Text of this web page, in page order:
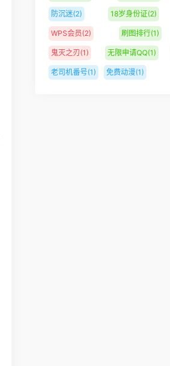
防沉迷(2) 18岁身份证(2)
WPS会员(2) 刷图排行(1)
鬼灭之刃(1) 无限申请QQ(1)
老司机番号(1) 免费动漫(1)